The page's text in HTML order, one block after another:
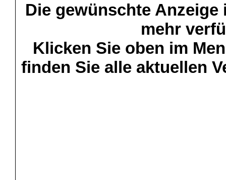
Die gewünschte
mehr
Klicken Sie oben im
finden Sie alle aktuellen